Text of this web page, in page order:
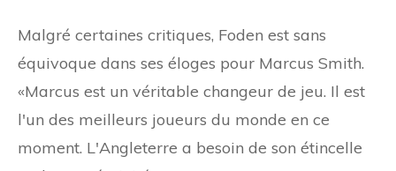
Malgré certaines critiques, Foden est sans
équivoque dans ses éloges pour Marcus Smith.
«Marcus est un véritable changeur de jeu. Il est
l'un des meilleurs joueurs du monde en ce
moment. L'Angleterre a besoin de son étincelle